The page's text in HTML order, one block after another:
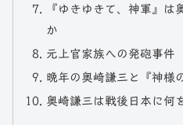
『ゆきゆきて、神軍』は
か
元上官家族への発砲事件
晩年の奥崎謙三と『神様
奥崎謙三は戦後日本に何